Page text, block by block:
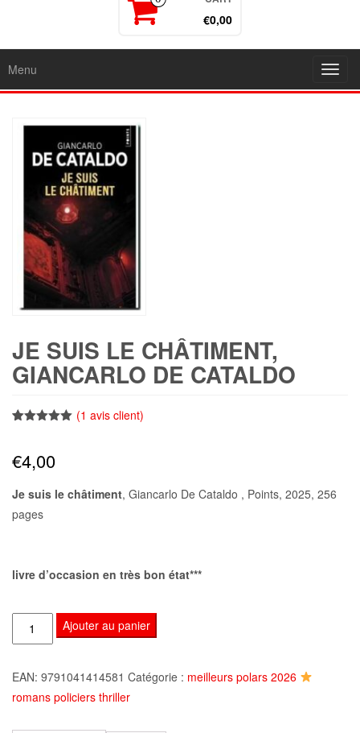
€0,00
Menu
JE SUIS LE CHÂTIMENT,
GIANCARLO DE CATALDO
basé sur
notation
(1 avis client)
€4,00
Je suis le châtiment, Giancarlo De Cataldo , Points, 2025, 256
pages
livre d’occasion en très bon état***
quantité
de
suis
le
Ajouter au panier
EAN: 9791041414581 Catégorie : meilleurs polars 2026
romans policiers thriller